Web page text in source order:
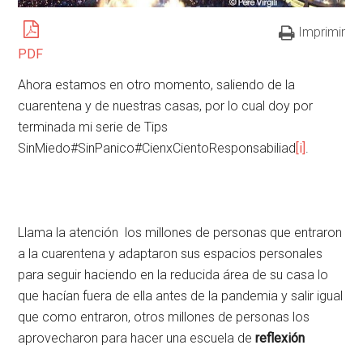
PDF
Imprimir
Ahora estamos en otro momento, saliendo de la
cuarentena y de nuestras casas, por lo cual doy por
terminada mi serie de Tips
SinMiedo#SinPanico#CienxCientoResponsabiliad [i] .
Llama la atención los millones de personas que entraron
a la cuarentena y adaptaron sus espacios personales
para seguir haciendo en la reducida área de su casa lo
que hacían fuera de ella antes de la pandemia y salir igual
que como entraron, otros millones de personas los
aprovecharon para hacer una escuela dereflexión